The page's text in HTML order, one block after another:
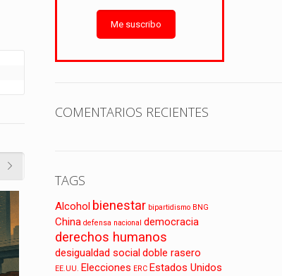
28 de julio de 2025
Me suscribo
COMENTARIOS RECIENTES
TAGS
Alcohol bienestar bipartidismo BNG
China defensa nacional democracia
derechos humanos
desigualdad socialdoble rasero
EE.UU. Elecciones ERC Estados Unidos